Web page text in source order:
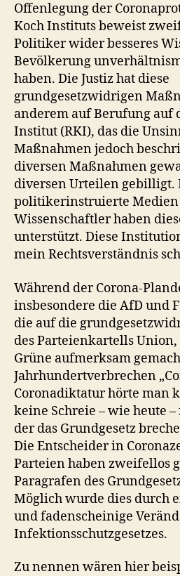
Offenlegung der
Koch Instituts beweist
Politiker wider besseres
Bevölkerung
haben. Die Justiz hat diese
grundgesetzwidrigen
anderem auf Berufung auf
Institut (RKI), das die
Maßnahmen jedoch
diversen Maßnahmen
diversen Urteilen gebilligt.
politikerinstruierte
Wissenschaftler haben
unterstützt. Diese
mein Rechtsverständnis
Während der Corona-
insbesondere die AfD und
die auf die
des Parteienkartells Union,
Grüne aufmerksam
Jahrhundertverbrechen
Coronadiktatur hörte man
keine Schreie – wie heute
der das Grundgesetz
Die Entscheider in
Parteien haben zweifellos
Paragrafen des
Möglich wurde dies durch
und fadenscheinige
Infektionsschutzgesetzes.
Zu nennen wären hier